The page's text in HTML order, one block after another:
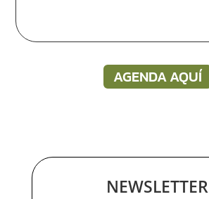
AGENDA AQUÍ
NEWSLETTER